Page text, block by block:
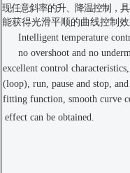
现任意斜率的升、降温控制，
能获得光滑平顺的曲线控制效
Intelligent temperature
no overshoot and no
excellent control
(loop), run, pause and stop,
fitting function, smooth curve
effect can be obtained.